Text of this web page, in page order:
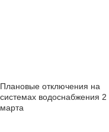
Плановые отключения на
системах водоснабжения 2
марта